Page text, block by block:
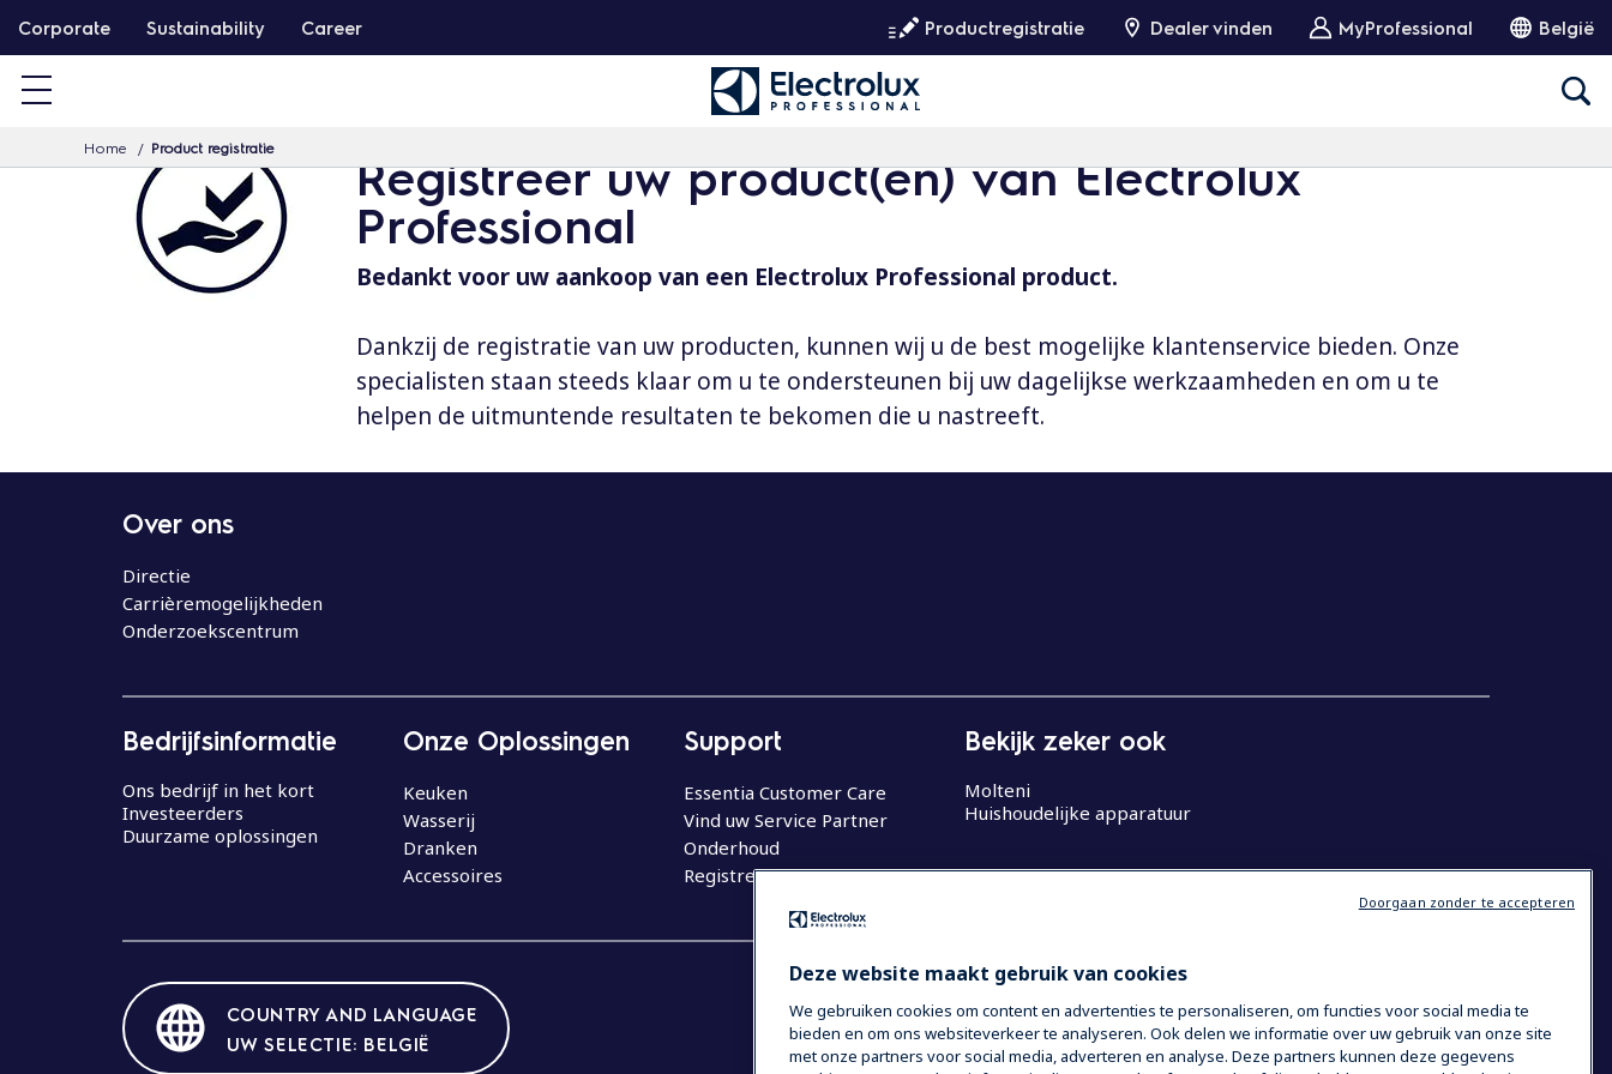
a
n
Corporate Sustainability Career Productregistratie Dealer vinden MyProfessional België
Home Product registratie Registreer uw product(en) van Electrolux
Professional
Bedankt voor uw aankoop van een Electrolux Professional product.
Dankzij de registratie van uw producten, kunnen wij u de best mogelijke klantenservice bieden. Onze
specialisten staan steeds klaar om u te ondersteunen bij uw dagelijkse werkzaamheden en om u te
helpen de uitmuntende resultaten te bekomen die u nastreeft.
Over ons
Directie
Carrièremogelijkheden
Onderzoekscentrum
Bedrijfsinformatie
Ons bedrijf in het kort
Investeerders
Duurzame oplossingen
Onze Oplossingen
Keuken
Wasserij
Dranken
Accessoires
Support
Essentia Customer Care
Vind uw Service Partner
Onderhoud
Registreer uw product
Bekijk zeker ook
Molteni
Huishoudelijke apparatuur
COUNTRY AND LANGUAGE
UW SELECTIE: BELGIË
Deze website maakt gebruik van cookies
We gebruiken cookies om content en advertenties te personaliseren, om functies voor social media te
bieden en om ons websiteverkeer te analyseren. Ook delen we informatie over uw gebruik van onze site
met onze partners voor social media, adverteren en analyse. Deze partners kunnen deze gegevens
Doorgaan zonder te accepteren